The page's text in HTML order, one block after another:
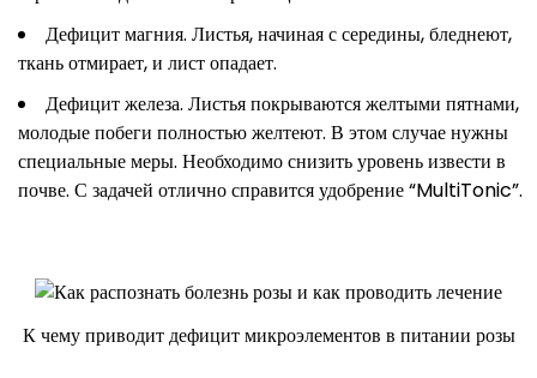
Дефицит магния. Листья, начиная с середины, бледнеют,
ткань отмирает, и лист опадает.
Дефицит железа. Листья покрываются желтыми пятнами,
молодые побеги полностью желтеют. В этом случае нужны
специальные меры. Необходимо снизить уровень извести в
почве. С задачей отлично справится удобрение “MultiTonic”.
К чему приводит дефицит микроэлементов в питании розы